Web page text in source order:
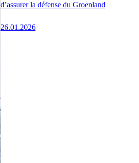
d’assurer la défense du Groenland
26.01.2026